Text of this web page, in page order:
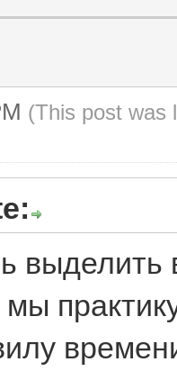
(This post was
выделить
мы